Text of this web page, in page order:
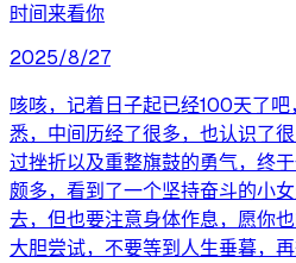
时间来看你
2025/8/27
咳咳，记着日子起已经100天了
悉，中间历经了很多，也认识了
过挫折以及重整旗鼓的勇气，终
颇多，看到了一个坚持奋斗的小
去，但也要注意身体作息，愿你
大胆尝试，不要等到人生垂暮，